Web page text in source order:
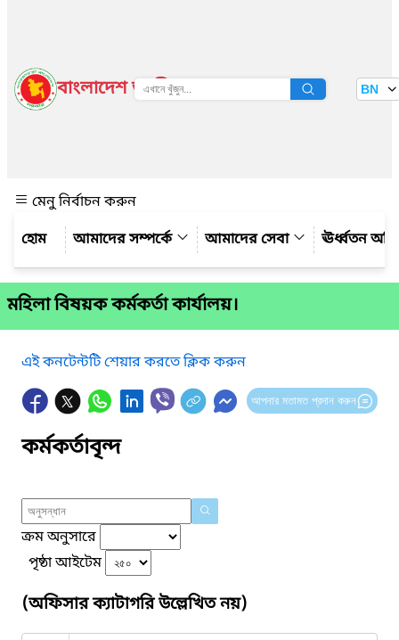
বাংলাদেশ জাতীয় তথ্য বাতায়ন BN
মেনু নির্বাচন করুন
আমাদের সম্পর্কে
আমাদের সেবা ঊর্ধ্বতন
মহিলা বিষয়ক কর্মকর্তা কার্যালয়।
এই কনটেন্টটি শেয়ার করতে ক্লিক করুন
আপনার মতামত প্রদান করুন
কর্মকর্তাবৃন্দ
ক্রম অনুসারে
পৃষ্ঠা আইটেম
(অফিসার ক্যাটাগরি উল্লেখিত নয়)